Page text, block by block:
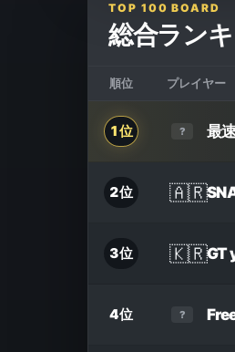
TOP 100 BOARD
総合ラン
順位 プレイヤー
1位 ? 最
2位 🇦🇷
3位 🇰🇷GT
4位 ?